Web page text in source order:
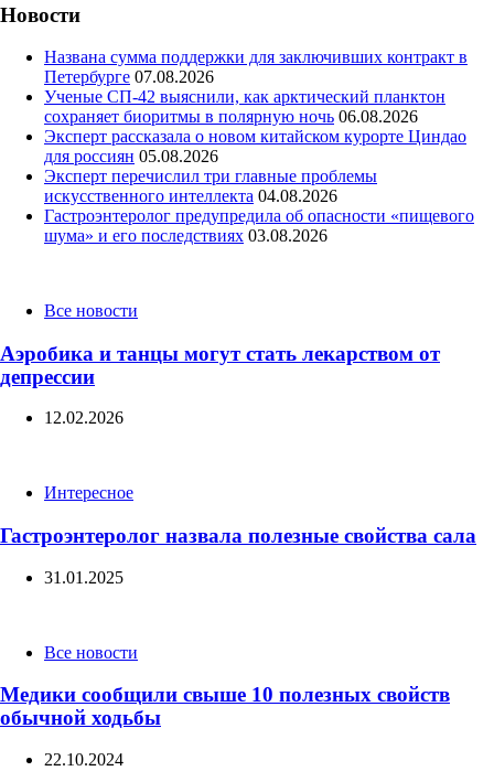
Новости
Названа сумма поддержки для заключивших контракт в
Петербурге 07.08.2026
Ученые СП-42 выяснили, как арктический планктон
сохраняет биоритмы в полярную ночь 06.08.2026
Эксперт рассказала о новом китайском курорте Циндао
для россиян 05.08.2026
Эксперт перечислил три главные проблемы
искусственного интеллекта 04.08.2026
Гастроэнтеролог предупредила об опасности «пищевого
шума» и его последствиях 03.08.2026
CategoriesВсе новости
Аэробика и танцы могут стать лекарством от
депрессии
12.02.2026
CategoriesИнтересное
Гастроэнтеролог назвала полезные свойства сала
31.01.2025
CategoriesВсе новости
Медики сообщили свыше 10 полезных свойств
обычной ходьбы
22.10.2024